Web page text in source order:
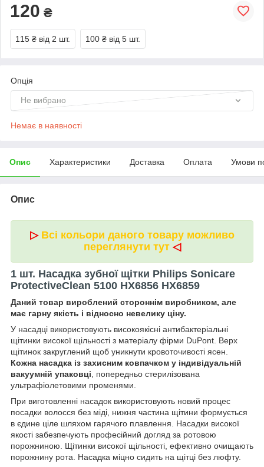
120 ₴
115 ₴ від 2 шт. 100 ₴ від 5 шт.
Опція
Не вибрано
Немає в наявності
Опис Характеристики Доставка Оплата Умови
Опис
▷ Всі кольори даного товару можливо
переглянути тут◁
1 шт. Насадка зубної щітки Philips Sonicare
ProtectiveClean 5100 HX6856 HX6859
Даний товар вироблений стороннім виробником, але
має гарну якість і відносно невелику ціну.
У насадці використовують високоякісні антибактеріальні
щітинки високої щільності з матеріалу фірми DuPont. Верх
щітинок закруглений щоб уникнути кровоточивості ясен.
Кожна насадка із захисним ковпачком у індивідуальній
вакуумній упаковці , попередньо стерилізована
ультрафіолетовими променями.
При виготовленні насадок використовують новий процес
посадки волосся без міді, нижня частина щітини формується
в єдине ціле шляхом гарячого плавлення. Насадки високої
якості забезпечують професійний догляд за ротовою
порожниною. Щітинки високої щільності, ефективно очищають
порожнину рота. Насадка міцно сидить на щітці без люфту.